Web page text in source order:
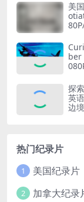
美
ber
探
英
边
热门纪录片
1
2